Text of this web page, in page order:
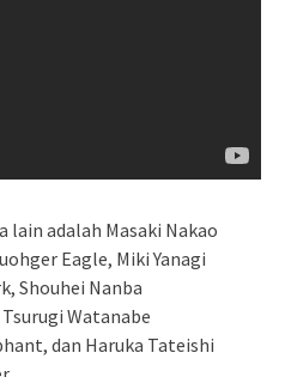
adalah Masaki Nakao
Eagle, Miki Yanagi
Shouhei Nanba
Watanabe
dan Haruka Tateishi